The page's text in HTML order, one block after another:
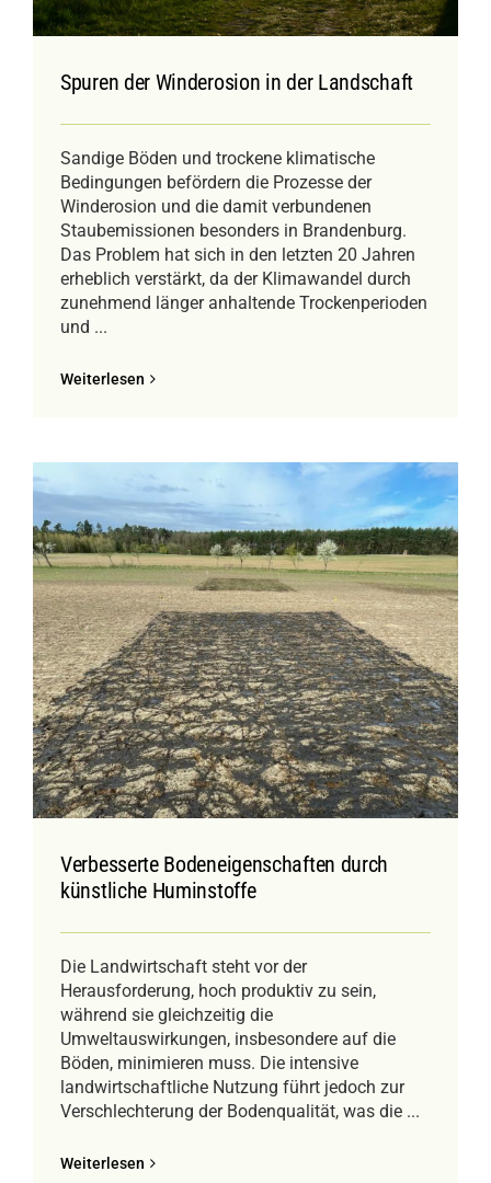
Spuren der Winderosion in der Landschaft
Sandige Böden und trockene klimatische
Bedingungen befördern die Prozesse der
Winderosion und die damit verbundenen
Staubemissionen besonders in Brandenburg.
Das Problem hat sich in den letzten 20 Jahren
erheblich verstärkt, da der Klimawandel durch
zunehmend länger anhaltende Trockenperioden
und ...
Weiterlesen
Verbesserte Bodeneigenschaften durch
künstliche Huminstoffe
Die Landwirtschaft steht vor der
Herausforderung, hoch produktiv zu sein,
während sie gleichzeitig die
Umweltauswirkungen, insbesondere auf die
Böden, minimieren muss. Die intensive
landwirtschaftliche Nutzung führt jedoch zur
Verschlechterung der Bodenqualität, was die ...
Weiterlesen